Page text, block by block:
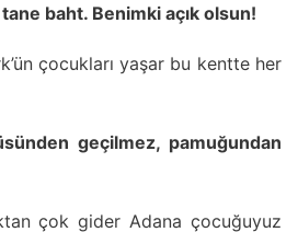
baht. Benimki açık olsun!
çocukları yaşar bu kentte her
geçilmez, pamuğundan
çok gider Adana çocuğuyuz